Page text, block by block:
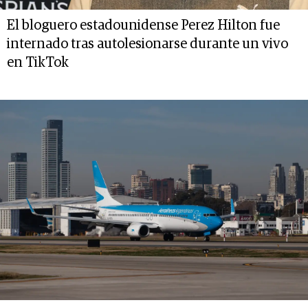
El bloguero estadounidense Perez Hilton fue
internado tras autolesionarse durante un vivo
en TikTok